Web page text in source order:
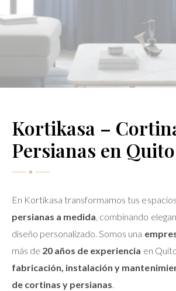
Kortikasa –
Persianas en Quito
En Kortikasa transformamos tus
persianas a medida, combinando
diseño personalizado. Somos una
más de 20 años de experiencia en
fabricación, instalación y
de cortinas y persianas.